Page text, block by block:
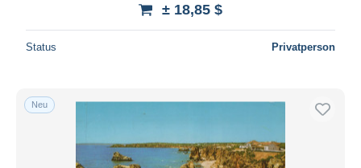
± 18,85 $
Status Privatperson
Neu